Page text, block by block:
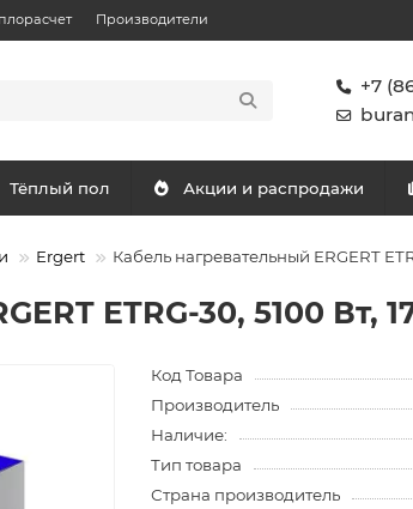
Производители
+7
Тёплый пол Акции и распродажи
Ergert Кабель нагревательный ERGERT
ETRG-30, 5100 Вт,
Код Товара
Производитель
Наличие:
Тип товара
Страна производитель